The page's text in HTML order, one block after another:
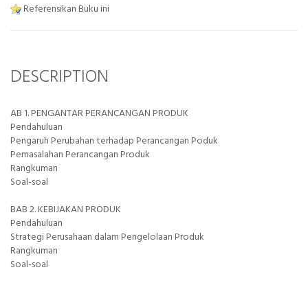
Referensikan Buku ini
DESCRIPTION
AB 1. PENGANTAR PERANCANGAN PRODUK
Pendahuluan
Pengaruh Perubahan terhadap Perancangan Poduk
Pemasalahan Perancangan Produk
Rangkuman
Soal-soal
BAB 2. KEBIJAKAN PRODUK
Pendahuluan
Strategi Perusahaan dalam Pengelolaan Produk
Rangkuman
Soal-soal